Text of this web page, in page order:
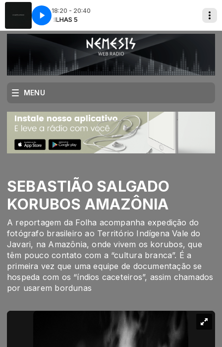
18:20 - 20:40
TRILHAS 5
Apocalypse
MENU
SEBASTIÃO SALGADO
KORUBOS AMAZÔNIA
A reportagem da Folha acompanha expedição do
fotógrafo brasileiro ao Território Indígena Vale do
Javari, na Amazônia, onde vivem os korubos, que
têm pouco contato com a “cultura branca”. É a
primeira vez que uma equipe de documentação se
hospeda com os “índios caceteiros”, assim chamados
por usarem bordunas